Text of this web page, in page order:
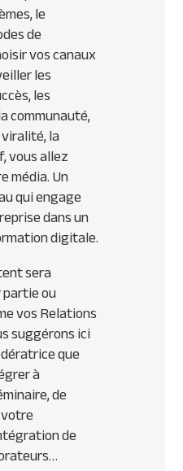
le
de
vos canaux
les
les
communauté,
la
vous allez
média. Un
qui engage
dans un
digitale.
sera
ou
vos Relations
suggérons ici
que
à
de
de